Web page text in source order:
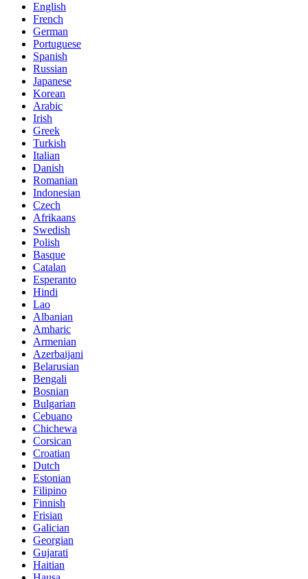
English
French
German
Portuguese
Spanish
Russian
Japanese
Korean
Arabic
Irish
Greek
Turkish
Italian
Danish
Romanian
Indonesian
Czech
Afrikaans
Swedish
Polish
Basque
Catalan
Esperanto
Hindi
Lao
Albanian
Amharic
Armenian
Azerbaijani
Belarusian
Bengali
Bosnian
Bulgarian
Cebuano
Chichewa
Corsican
Croatian
Dutch
Estonian
Filipino
Finnish
Frisian
Galician
Georgian
Gujarati
Haitian